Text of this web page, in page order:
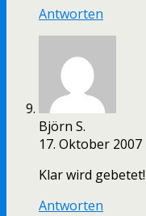
Antworten
Björn S.
17. Oktober 2007
Klar wird gebetet!
Antworten